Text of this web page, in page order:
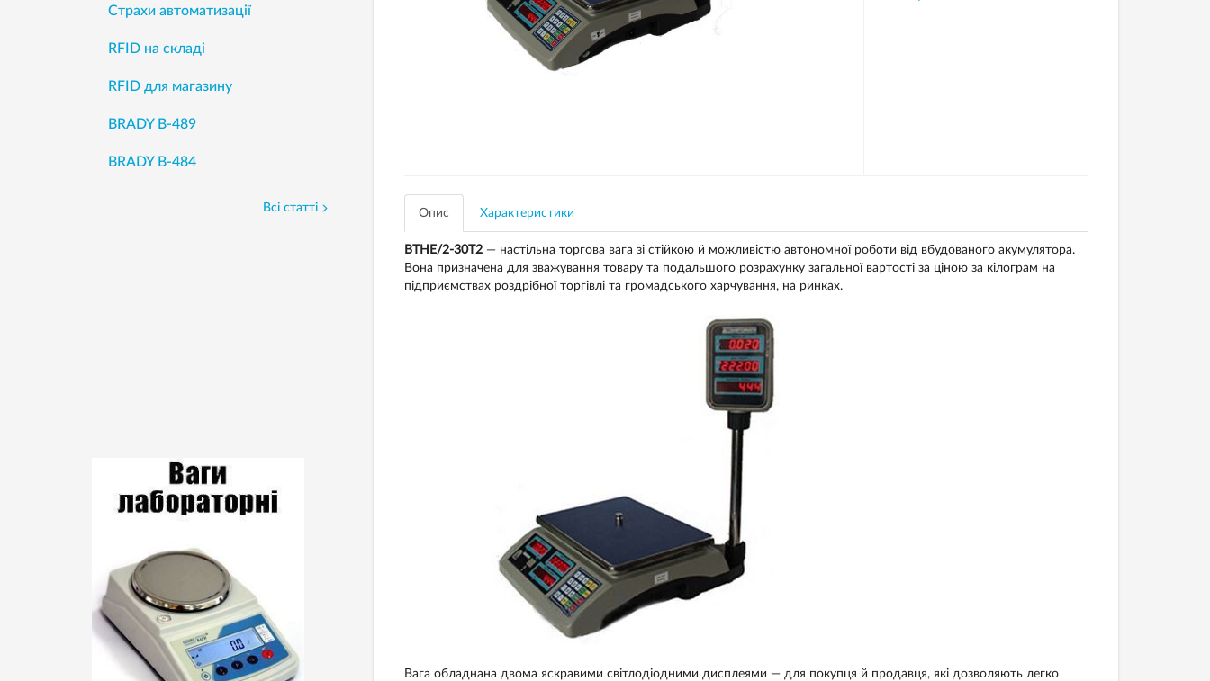
Опис Характеристики
ВТНЕ/2-30Т2— настільна торгова вага зі стійкою й можливістю автономної роботи від вбудованого акумулятора.
Вона призначена для зважування товару та подальшого розрахунку загальної вартості за ціною за кілограм на
підприємствах роздрібної торгівлі та громадського харчування, на ринках.
Вага обладнана двома яскравими світлодіодними дисплеями — для покупця й продавця, які дозволяють легко
Страхи автоматизації
RFID на складі
RFID для магазину
BRADY B-489
BRADY B-484
Всі статті